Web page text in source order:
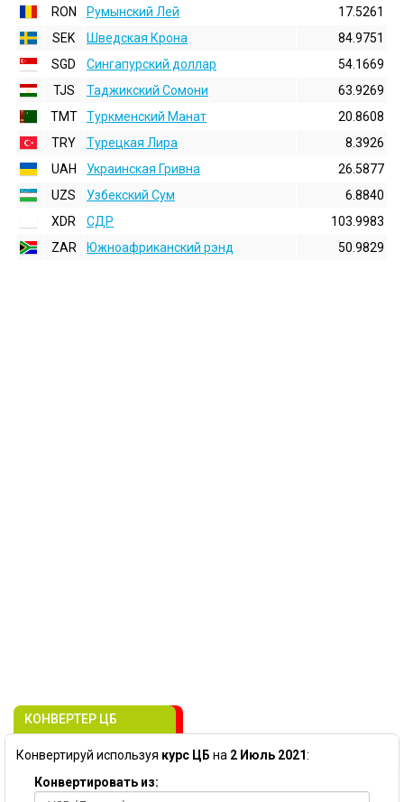
RON
Румынский Лей
17.5261
SEK
Шведская Крона
84.9751
SGD
Сингапурский доллар
54.1669
TJS
Таджикский Сомони
63.9269
TMT
Туркменский Манат
20.8608
TRY
Турецкая Лира
8.3926
UAH
Украинская Гривна
26.5877
UZS
Узбекский Сум
6.8840
XDR
СДР
103.9983
ZAR
Южноафриканский рэнд 50.9829
КОНВЕРТЕР ЦБ
Конвертируй используя курс ЦБ на 2 Июль 2021:
Конвертировать из: